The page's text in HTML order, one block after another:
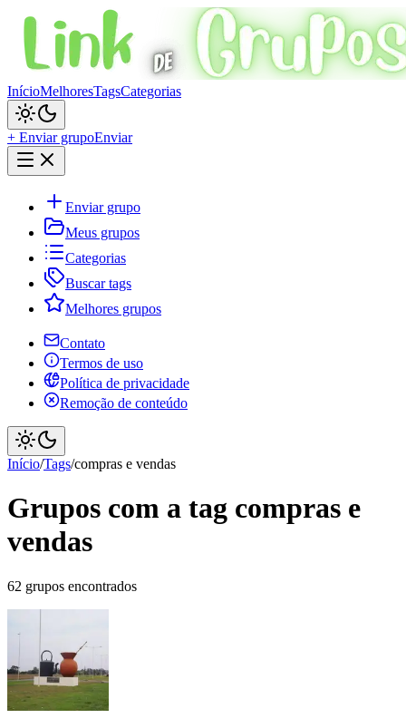
InícioMelhoresTagsCategorias
+ Enviar grupoEnviar
Enviar grupo
Meus grupos
Categorias
Buscar tags
Melhores grupos
Contato
Termos de uso
Política de privacidade
Remoção de conteúdo
Início/Tags/compras e vendas
Grupos com a tag compras e
vendas
62 grupos encontrados